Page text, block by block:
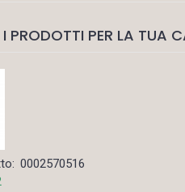
PRODOTTI PER LA TUA
0002570516